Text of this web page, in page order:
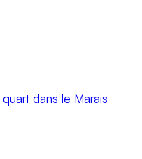
quart dans le Marais